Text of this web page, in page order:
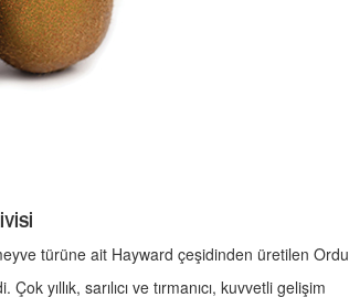
türüne ait Hayward çeşidinden üretilen Ordu
yıllık, sarılıcı ve tırmanıcı, kuvvetli gelişim